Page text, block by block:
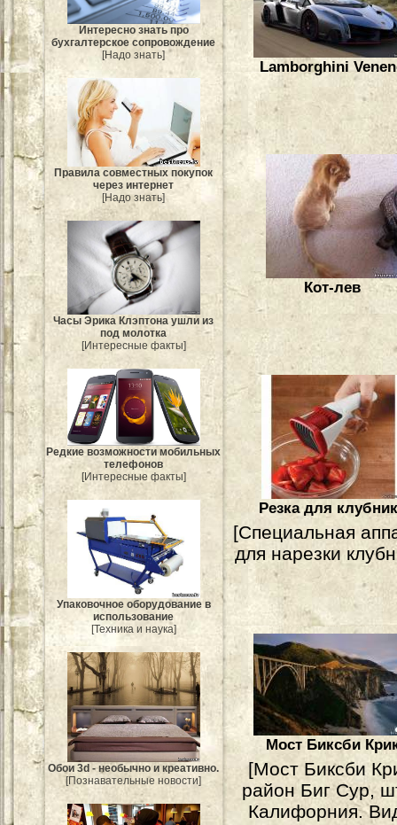
Интересно знать про
бухгалтерское сопровождение
[Надо знать]
Правила совместных покупок
через интернет
[Надо знать]
Часы Эрика Клэптона ушли из
под молотка
[Интересные факты]
Редкие возможности мобильных
телефонов
[Интересные факты]
Упаковочное оборудование в
использование
[Техника и наука]
Обои 3d - необычно и креативно.
[Познавательные новости]
Lamborghini
Кот-лев
Резка для
[Специальная
для нарезки
Мост Биксби
[Мост Биксби
район Биг Сур,
Калифорния.